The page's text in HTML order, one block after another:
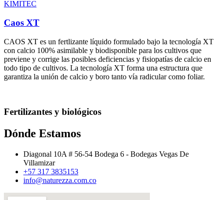
KIMITEC
Caos XT
CAOS XT es un fertlizante líquido formulado bajo la tecnología XT
con calcio 100% asimilable y biodisponible para los cultivos que
previene y corrige las posibles deficiencias y fisiopatías de calcio en
todo tipo de cultivos. La tecnología XT forma una estructura que
garantiza la unión de calcio y boro tanto vía radicular como foliar.
Fertilizantes y biológicos
Dónde Estamos
Diagonal 10A # 56-54 Bodega 6 - Bodegas Vegas De
Villamizar
+57 317 3835153
info@naturezza.com.co